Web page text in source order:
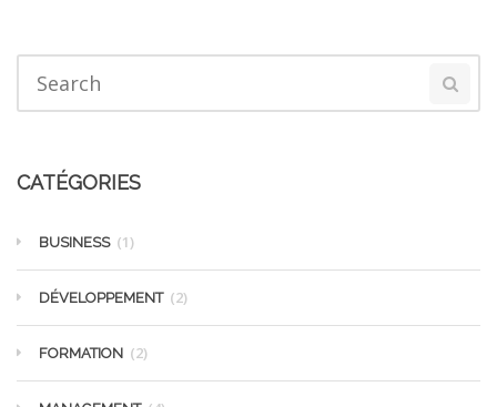
CATÉGORIES
BUSINESS (1)
DÉVELOPPEMENT (2)
FORMATION (2)